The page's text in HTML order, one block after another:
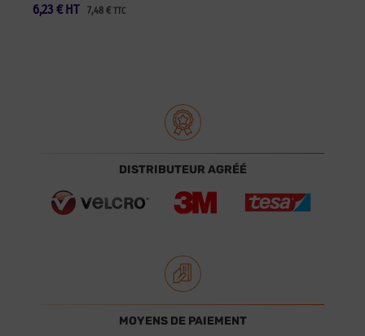
6,23 € 7,48 € TTC
HT
DISTRIBUTEUR AGRÉÉ
MOYENS DE PAIEMENT